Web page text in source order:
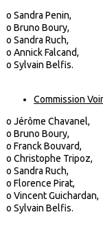
o Sandra Penin,
o Bruno Boury,
o Sandra Ruch,
o Annick Falcand,
o Sylvain Belfis.
Commission
o Jérôme Chavanel,
o Bruno Boury,
o Franck Bouvard,
o Christophe Tripoz,
o Sandra Ruch,
o Florence Pirat,
o Vincent Guichardan,
o Sylvain Belfis.